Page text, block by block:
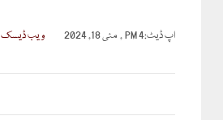
اپ ڈیٹ:4 PM , مئی 18, 2024 ویب ڈیسک